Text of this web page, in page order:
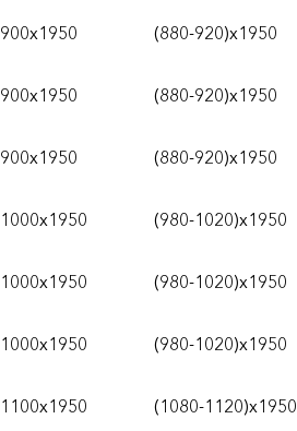
900x1950 (880-920)х1950
900x1950 (880-920)х1950
900x1950 (880-920)х1950
1000x1950 (980-1020)х1950
1000x1950 (980-1020)х1950
1000x1950 (980-1020)х1950
1100x1950 (1080-1120)х1950